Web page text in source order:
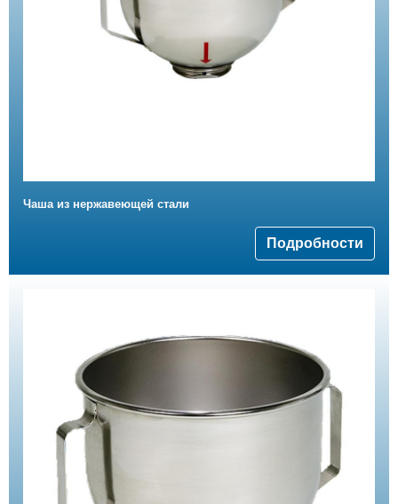
Чаша из нержавеющей стали
Подробности